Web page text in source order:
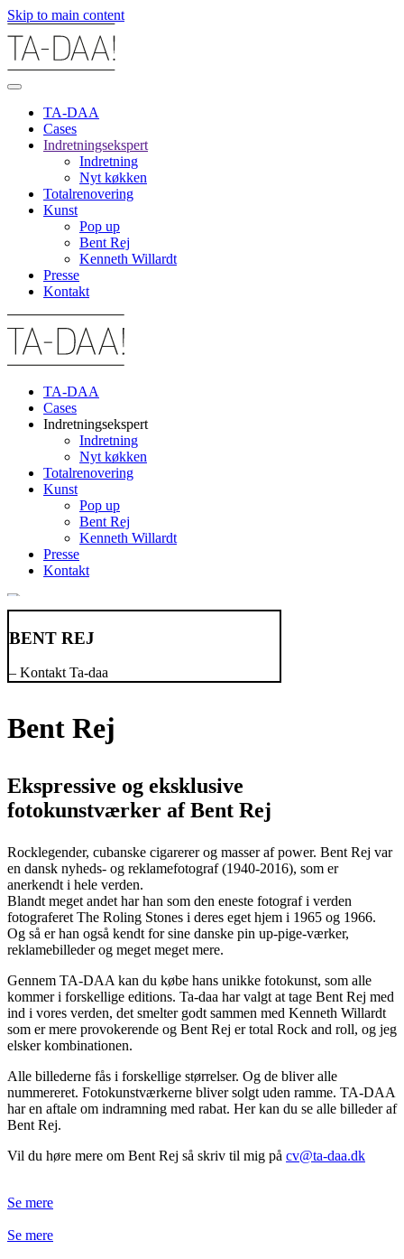
Skip to main content
TA-DAA
Cases
Indretningsekspert
Indretning
Nyt køkken
Totalrenovering
Kunst
Pop up
Bent Rej
Kenneth Willardt
Presse
Kontakt
TA-DAA
Cases
Indretningsekspert
Indretning
Nyt køkken
Totalrenovering
Kunst
Pop up
Bent Rej
Kenneth Willardt
Presse
Kontakt
BENT REJ
– Kontakt Ta-daa
Bent Rej
Ekspressive og eksklusive
fotokunstværker af Bent Rej
Rocklegender, cubanske cigarerer og masser af power. Bent Rej var
en dansk nyheds- og reklamefotograf (1940-2016), som er
anerkendt i hele verden.
Blandt meget andet har han som den eneste fotograf i verden
fotograferet The Roling Stones i deres eget hjem i 1965 og 1966.
Og så er han også kendt for sine danske pin up-pige-værker,
reklamebilleder og meget meget mere.
Gennem TA-DAA kan du købe hans unikke fotokunst, som alle
kommer i forskellige editions. Ta-daa har valgt at tage Bent Rej med
ind i vores verden, det smelter godt sammen med Kenneth Willardt
som er mere provokerende og Bent Rej er total Rock and roll, og jeg
elsker kombinationen.
Alle billederne fås i forskellige størrelser. Og de bliver alle
nummereret. Fotokunstværkerne bliver solgt uden ramme. TA-DAA
har en aftale om indramning med rabat. Her kan du se alle billeder af
Bent Rej.
Vil du høre mere om Bent Rej så skriv til mig på cv@ta-daa.dk
Se mere
Se mere